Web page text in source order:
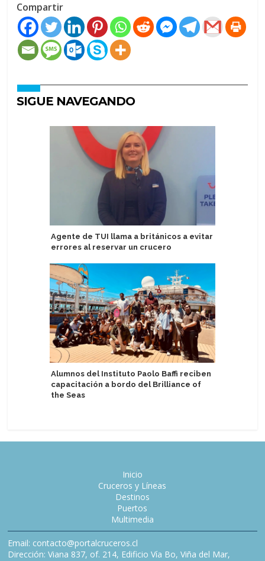
Compartir
SIGUE NAVEGANDO
Agente de TUI llama a británicos a evitar
errores al reservar un crucero
Alumnos del Instituto Paolo Baffi reciben
capacitación a bordo del Brilliance of
the Seas
Inicio
Cruceros y Líneas
Destinos
Puertos
Multimedia
Email: contacto@portalcruceros.cl
Dirección: Viana 837, of. 214, Edificio Vía Bo, Viña del Mar,